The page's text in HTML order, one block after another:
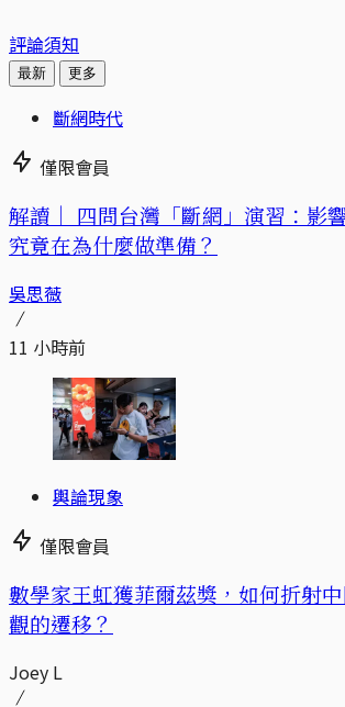
評論須知
最新 更多
斷網時代
僅限會員
解讀｜ 四問台灣「斷網」演習：影
究竟在為什麼做準備？
吳思薇
11 小時前
輿論現象
僅限會員
數學家王虹獲菲爾茲獎，如何折射
觀的遷移？
Joey L